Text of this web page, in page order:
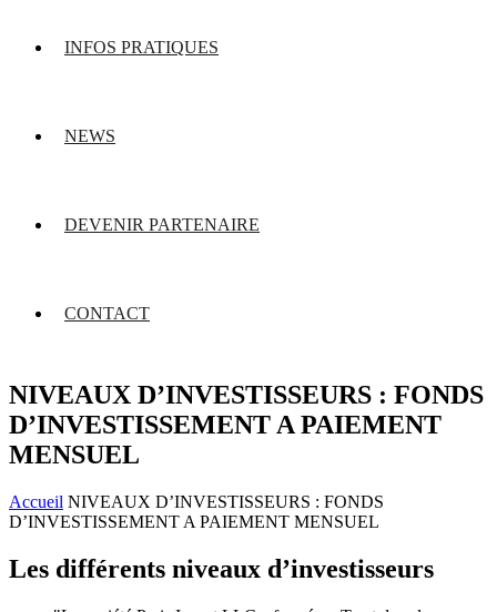
INFOS PRATIQUES
NEWS
DEVENIR PARTENAIRE
CONTACT
NIVEAUX D’INVESTISSEURS : FONDS
D’INVESTISSEMENT A PAIEMENT
MENSUEL
Accueil NIVEAUX D’INVESTISSEURS : FONDS
D’INVESTISSEMENT A PAIEMENT MENSUEL
Les différents niveaux d’investisseurs